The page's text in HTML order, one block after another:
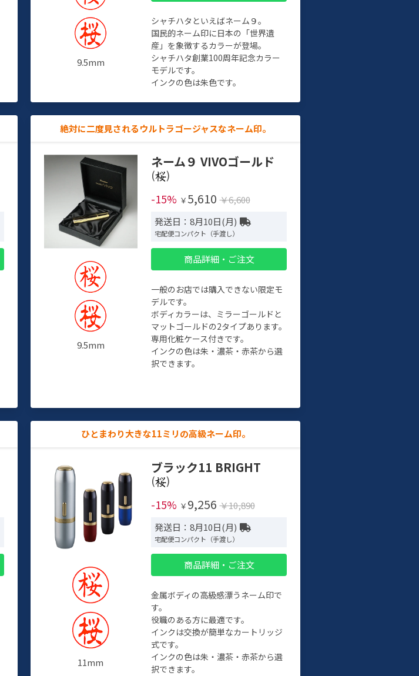
9.5mm
シャチハタといえばネーム９。
国民的ネーム印に日本の「世界遺
産」を象徴するカラーが登場。
シャチハタ創業100周年記念カラー
モデルです。
インクの色は朱色です。
絶対に二度見されるウルトラゴージャスなネーム印。
9.5mm
ネーム９ VIVOゴールド
(
)
-15% ￥ 5,610 ￥6,600
発送日：8月10日(月)
宅配便コンパクト（手渡し）
商品詳細・ご注文
一般のお店では購入できない限定モ
デルです。
ボディカラーは、ミラーゴールドと
マットゴールドの2タイプあります。
専用化粧ケース付きです。
インクの色は朱・濃茶・赤茶から選
択できます。
ひとまわり大きな11ミリの高級ネーム印。
11mm
ブラック11 BRIGHT
(
)
-15% ￥ 9,256 ￥10,890
発送日：8月10日(月)
宅配便コンパクト（手渡し）
商品詳細・ご注文
金属ボディの高級感漂うネーム印で
す。
役職のある方に最適です。
インクは交換が簡単なカートリッジ
式です。
インクの色は朱・濃茶・赤茶から選
択できます。